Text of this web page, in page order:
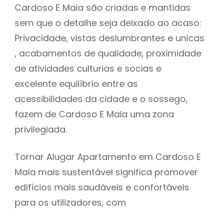
Cardoso E Maia são criadas e mantidas
sem que o detalhe seja deixado ao acaso:
Privacidade, vistas deslumbrantes e unicas
, acabamentos de qualidade, proximidade
de atividades culturias e socias e
excelente equilíbrio entre as
acessibilidades da cidade e o sossego,
fazem de Cardoso E Maia uma zona
privilegiada.
Tornar Alugar Apartamento em Cardoso E
Maia mais sustentável significa promover
edifícios mais saudáveis e confortáveis
para os utilizadores, com